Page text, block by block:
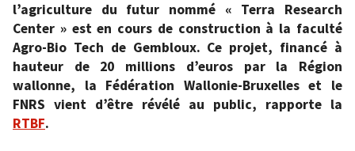
l’agriculture du futur nommé « Terra Research
Center » est en cours de construction à la faculté
Agro-Bio Tech de Gembloux. Ce projet, financé à
hauteur de 20 millions d’euros par la Région
wallonne, la Fédération Wallonie-Bruxelles et le
FNRS vient d’être révélé au public, rapporte la
RTBF.